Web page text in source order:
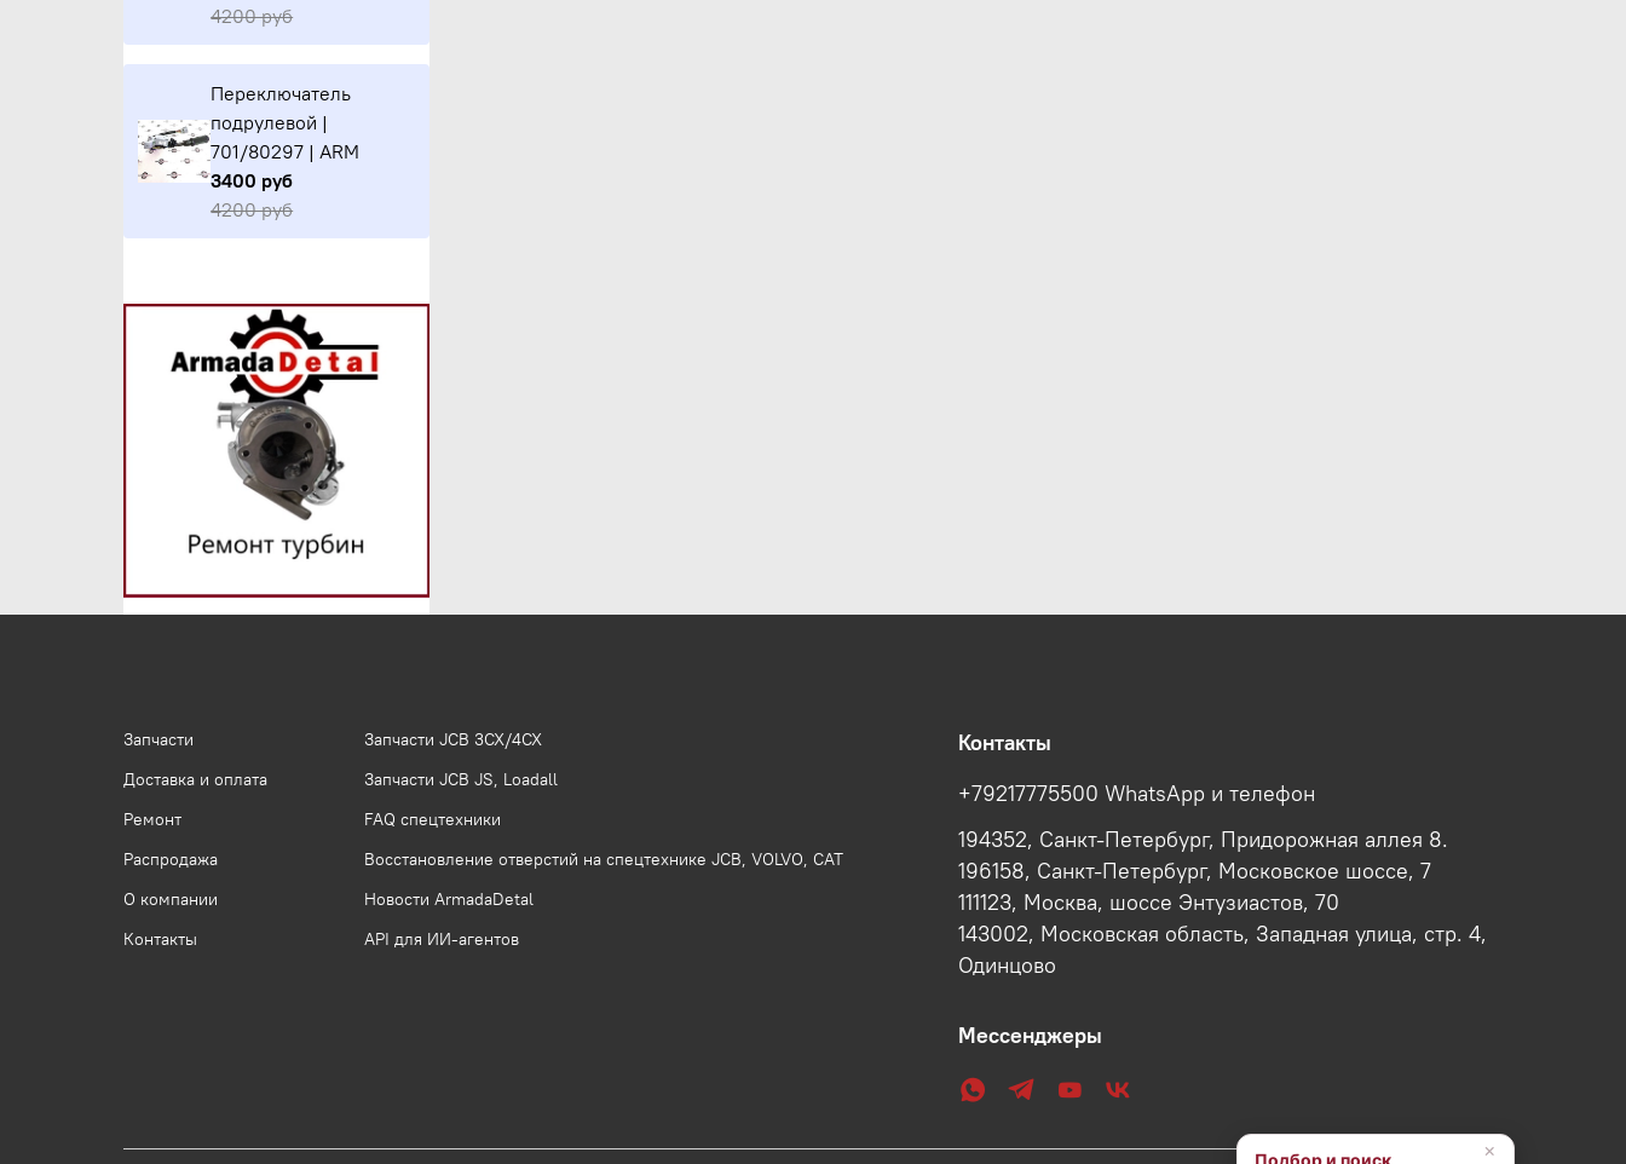
4200 руб
Переключатель
подрулевой |
701/80297 | ARM
3400 руб
4200 руб
Запчасти
Доставка и оплата
Ремонт
Распродажа
О компании
Контакты
Запчасти JCB 3CX/4CX
Запчасти JCB JS, Loadall
FAQ спецтехники
Восстановление отверстий на спецтехнике JCB, VOLVO, CAT
Новости ArmadaDetal
API для ИИ-агентов
Контакты
+79217775500 WhatsApp и телефон
194352, Санкт-Петербург, Придорожная аллея 8.
196158, Санкт-Петербург, Московское шоссе, 7
111123, Москва, шоссе Энтузиастов, 70
143002, Московская область, Западная улица, стр. 4,
Одинцово
Мессенджеры
×
Подбор и поиск